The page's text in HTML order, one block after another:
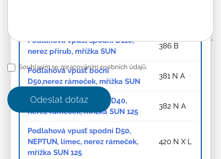
Podlahová vpusť spodní D110,
nerez přírub, mřížka SUN
386 B
Podlahová vpusť boční
D50,nerez rámeček, mřížka SUN
381 N A
Podlahová vpusť boční D40,
nerez rámeček, mřížka SUN 125
382 N A
Podlahová vpusť spodní D50,
NEPTUN, límec, nerez rámeček,
mřížka SUN 125
420 N X L
Souhlasím se zpracováním osobních údajů.
Odeslat dotaz